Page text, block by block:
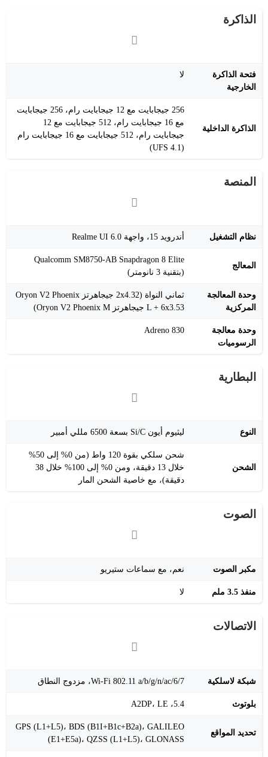
الذاكرة
فتحة الذاكرة
الخارجية
لا
الذاكرة الداخلية
256 جيجابايت مع 12 جيجابايت رام، 256 جيجابايت
مع 16 جيجابايت رام، 512 جيجابايت مع 12
جيجابايت رام، 512 جيجابايت مع 16 جيجابايت رام
(UFS 4.1)
المنصة
نظام التشغيل أندرويد 15، واجهة Realme UI 6.0
المعالج
Qualcomm SM8750-AB Snapdragon 8 Elite
(بتقنية 3 نانومتر)
وحدة المعالجة
المركزية
ثماني النواة (2x4.32 جيجاهرتز Oryon V2 Phoenix
L + 6x3.53 جيجاهرتز Oryon V2 Phoenix M)
وحدة معالجة
الرسوميات
Adreno 830
البطارية
النوع ليثيوم أيون Si/C بسعة 6500 مللي أمبير
الشحن
شحن سلكي بقوة 120 واط (من 0% إلى 50%
خلال 13 دقيقة، ومن 0% إلى 100% خلال 38
دقيقة)، مع خاصية الشحن المار
الصوت
مكبر الصوت نعم، مع سماعات ستيريو
منفذ 3.5 ملم لا
الاتصالات
شبكة لاسلكية Wi-Fi 802.11 a/b/g/n/ac/6/7، مزدوج النطاق
بلوتوث 5.4، A2DP، LE
تحديد المواقع
GPS (L1+L5)، BDS (B1I+B1c+B2a)، GALILEO
(E1+E5a)، QZSS (L1+L5)، GLONASS